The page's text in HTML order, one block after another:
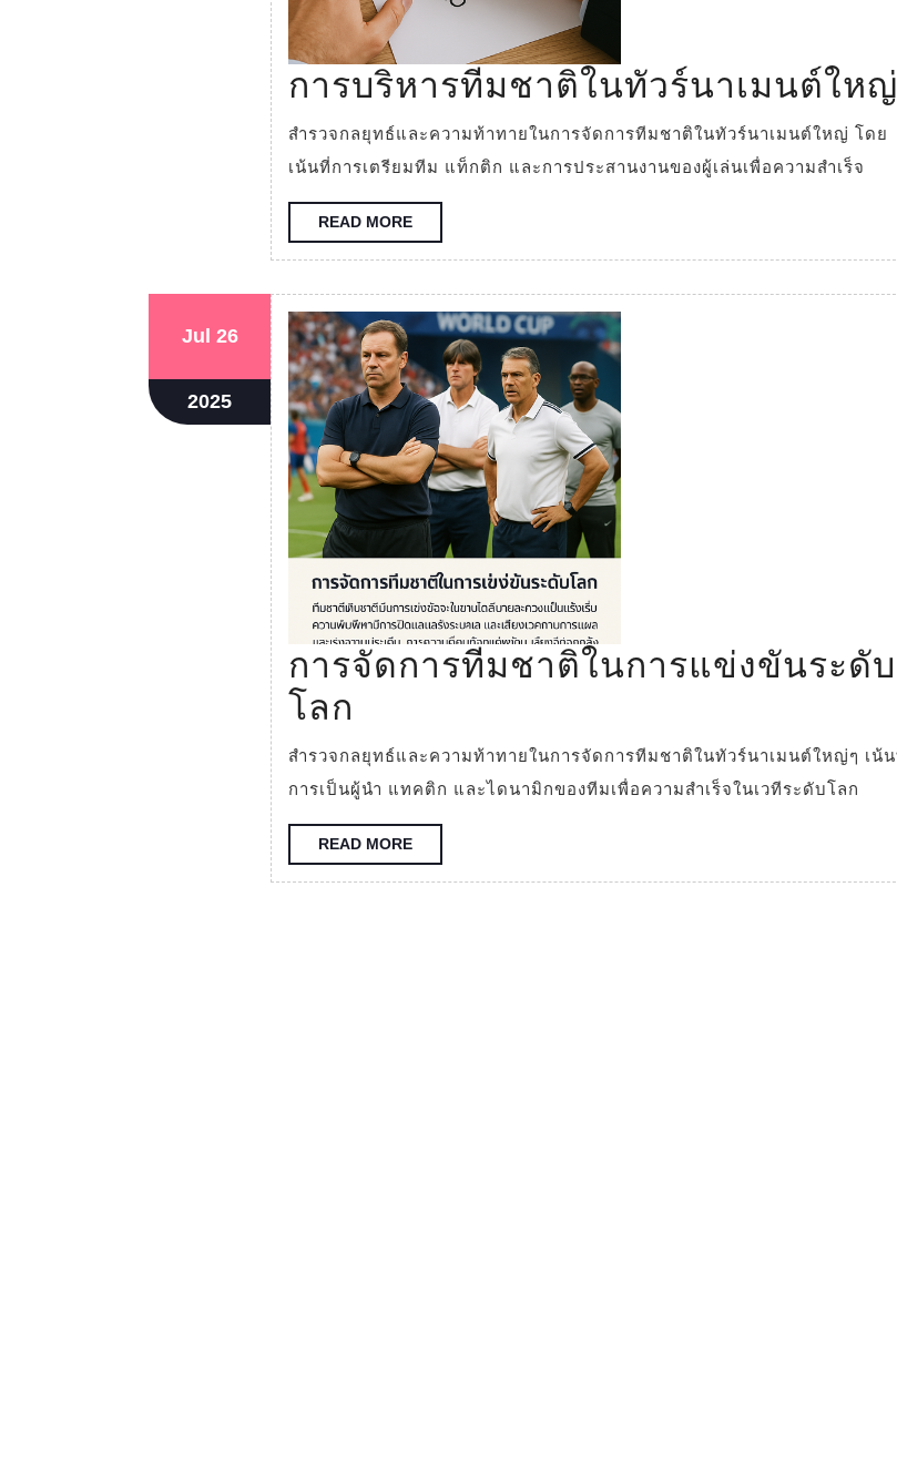
การบริหารทีมชาติในทัวร์นาเมนต์ใหญ่
สำรวจกลยุทธ์และความท้าทายในการจัดการทีมชาติในทัวร์นาเมนต์ใหญ่ โดย
เน้นที่การเตรียมทีม แท็กติก และการประสานงานของผู้เล่นเพื่อความสำเร็จ
READ MOREREAD
MORE
JulJuly
2025
26July
2025
2025July
26,
2025
การจัดการทีมชาติในการแข่งขันระดับ
โลก
จัดการ
ทีม
ชาติ
ใน
สำรวจกลยุทธ์และความท้าทายในการจัดการทีมชาติในทัวร์นาเมนต์ใหญ่ๆ เน้นที่
การเป็นผู้นำ แทคติก และไดนามิกของทีมเพื่อความสำเร็จในเวทีระดับโลก
READ MOREREAD
MORE